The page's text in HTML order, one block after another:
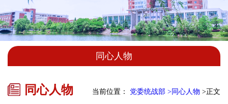
同心人物
同心人物 当前位置： 党委统战部 >同心人物 >正文